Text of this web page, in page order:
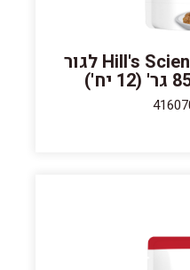
פאוצ' מזון Hill's Science Plan לגור